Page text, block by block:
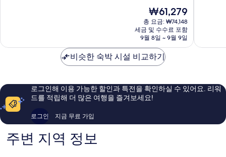
에
Tuban
매
요,
용
후
개
현
재
요
금
₩61,279
₩61,279
총 요금: ₩74,148
세금 및 수수료 포함
9월 8일 ~ 9월 9일
발
란
베
훌
이
용
비슷한 숙박 시설 비교하기
로그인해 이용 가능한 할인과 특전을 확인하실 수 있어요. 리워
드를 적립해 더 많은 여행을 즐겨보세요!
로그인 지금 무료 가입
주변 지역 정보